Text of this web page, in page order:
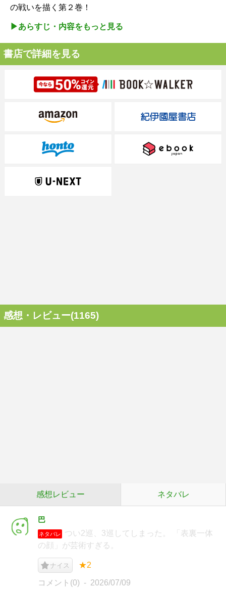
の戦いを描く第２巻！
▶︎あらすじ・内容をもっと見る
書店で詳細を見る
感想・レビュー(1165)
感想レビュー ネタバレ
巴
ネタバレ
つい2巡、3巡してしまった。 「表裏一体
の顔」が芸術すぎる。
ナイス ★2
コメント(0) 2026/07/09